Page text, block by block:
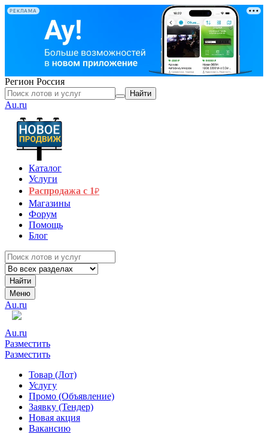
РЕКЛАМА
Регион Россия
Найти
Au.ru
Каталог
Услуги
Распродажа с 1₽
Магазины
Форум
Помощь
Блог
Найти
Меню
Au.ru
Au.ru
Разместить
Разместить
Товар (Лот)
Услугу
Промо (Объявление)
Заявку (Тендер)
Новая акция
Вакансию